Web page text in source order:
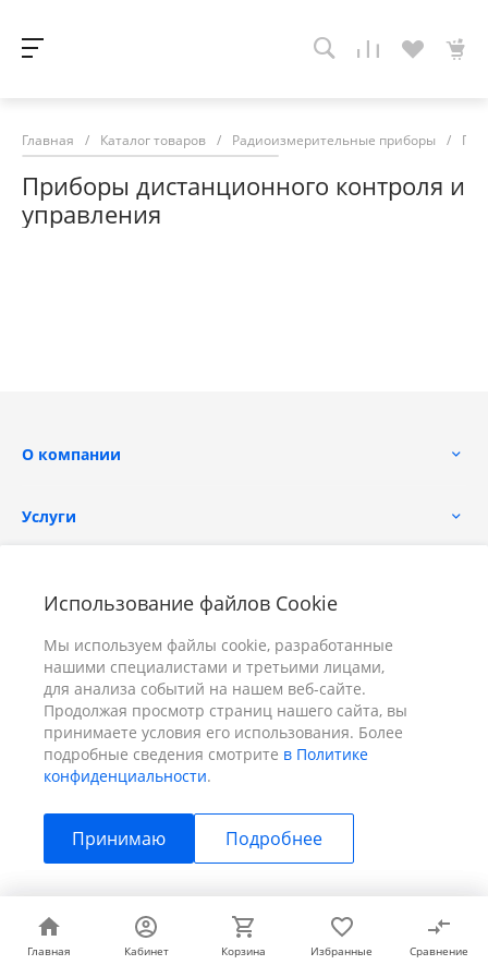
Использование файлов Cookie
Мы используем файлы cookie, разработанные
нашими специалистами и третьими лицами,
для анализа событий на нашем веб-сайте.
Продолжая просмотр страниц нашего сайта, вы
принимаете условия его использования. Более
подробные сведения смотрите в Политике
конфиденциальности.
Принимаю Подробнее
Главная Кабинет Корзина Избранные Сравнение
Главная Кабинет Корзина Избранные Сравнение
Главная / Каталог товаров / Радиоизмерительные приборы /
Приборы дистанционного контроля и
управления
О компании
Услуги
+7 (391) 298-00-11 Заказать звонок
г. Красноярск, пер. Телевизорный 9 "А" ООО "ПРИЗМ"
© 2026 ПРИЗМ, Все права защищены